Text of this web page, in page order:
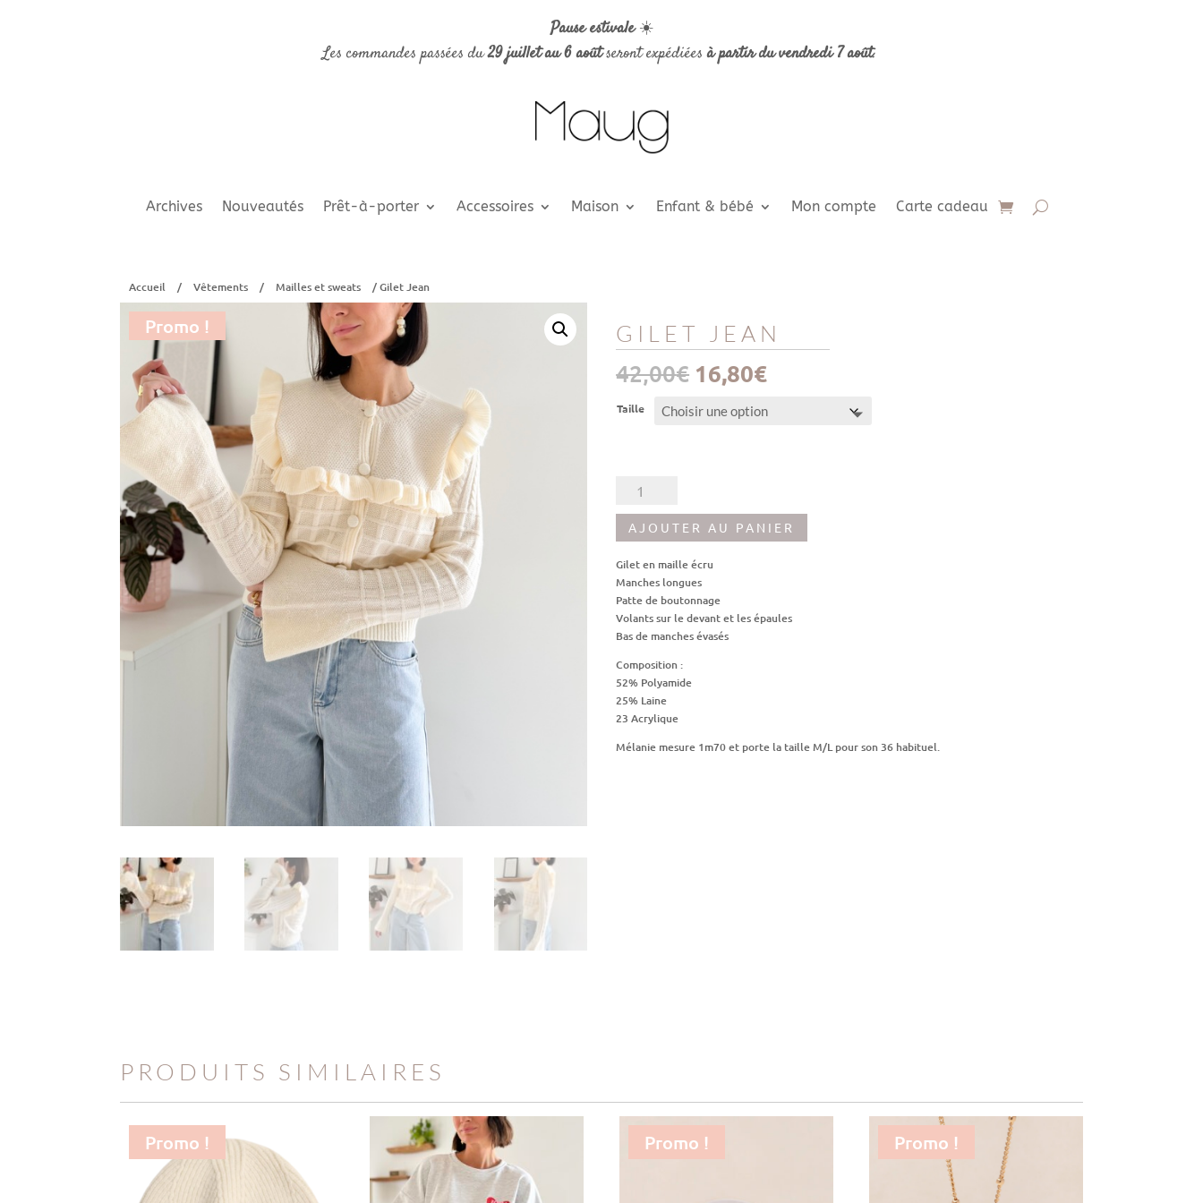
Pause estivale☀️
Les commandes passées du29 juillet au 6 aoûtseront expédiéesà partir du vendredi 7 août.
Archives Nouveautés Prêt-à-porter Accessoires Maison Enfant & bébé Mon compte Carte cadeau
Accueil / Vêtements / Mailles et sweats / Gilet Jean
Promo ! GILET JEAN
42,00€ Le
prix
initial
était :
16,80€Le
prix
actuel
est :
Taille
quantité
Jean
AJOUTER AU PANIER
Gilet en maille écru
Manches longues
Patte de boutonnage
Volants sur le devant et les épaules
Bas de manches évasés
Composition :
52% Polyamide
25% Laine
23 Acrylique
Mélanie mesure 1m70 et porte la taille M/L pour son 36 habituel.
PRODUITS SIMILAIRES
Promo ! Promo ! Promo !